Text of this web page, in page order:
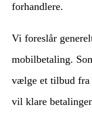
forhandlere.
Vi foreslår
mobilbetaling.
vælge et tilbud fra
vil klare